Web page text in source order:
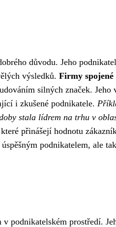
důvodu. Jeho
výsledků. Firmy
silných značek. Jeho
i zkušené podnikatele.
stala lídrem na trhu v
přinášejí hodnotu
podnikatelem, ale
podnikatelském prostředí.